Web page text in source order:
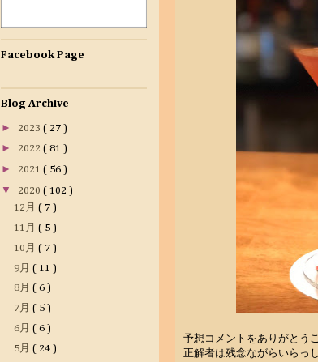
予想コメントをありがとう
正解者は残念ながらいらっ
Facebook Page
Blog Archive
► 2023 ( 27 )
► 2022 ( 81 )
► 2021 ( 56 )
▼ 2020 ( 102 )
12月 ( 7 )
11月 ( 5 )
10月 ( 7 )
9月 ( 11 )
8月 ( 6 )
7月 ( 5 )
6月 ( 6 )
5月 ( 24 )